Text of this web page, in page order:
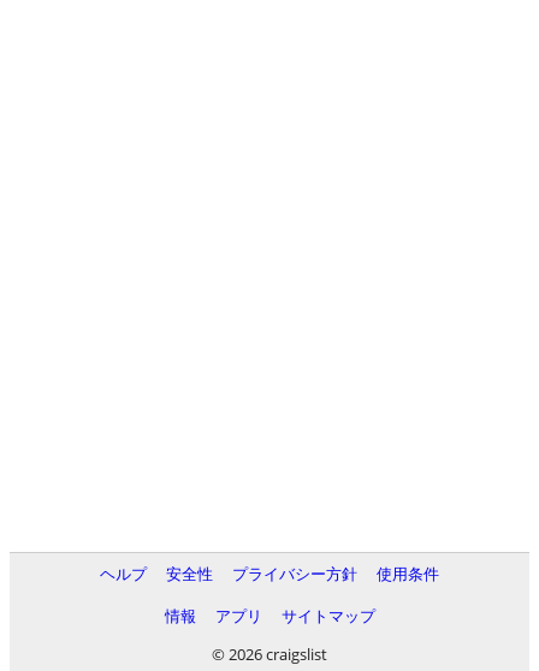
ヘルプ 安全性 プライバシー方針
使用条件
情報
アプリ
サイトマップ
© 2026 craigslist